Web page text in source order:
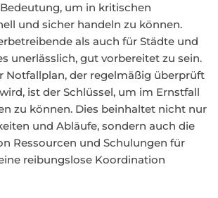
um in kritischen
und sicher handeln zu können.
als auch für Städte und
unerlässlich, gut vorbereitet zu sein.
Notfallplan, der regelmäßig überprüft
ist der Schlüssel, um im Ernstfall
zu können. Dies beinhaltet nicht nur
und Abläufe, sondern auch die
Ressourcen und Schulungen für
reibungslose Koordination